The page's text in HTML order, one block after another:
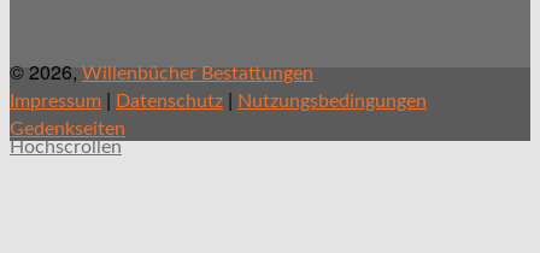
© 2026, Willenbücher Bestattungen
Impressum | Datenschutz | Nutzungsbedingungen
Gedenkseiten
Hochscrollen